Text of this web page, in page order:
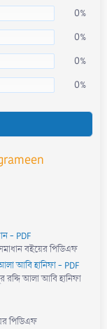
0%
0%
0%
0%
- PDF
বইয়ের পিডিএফ
আবি হানিফা - PDF
আলা আবি হানিফা
পিডিএফ